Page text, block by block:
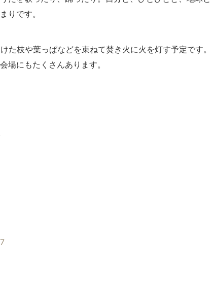
りです。
枝や葉っぱなどを束ねて焚き火に火を灯す予定です。
場にもたくさんあります。